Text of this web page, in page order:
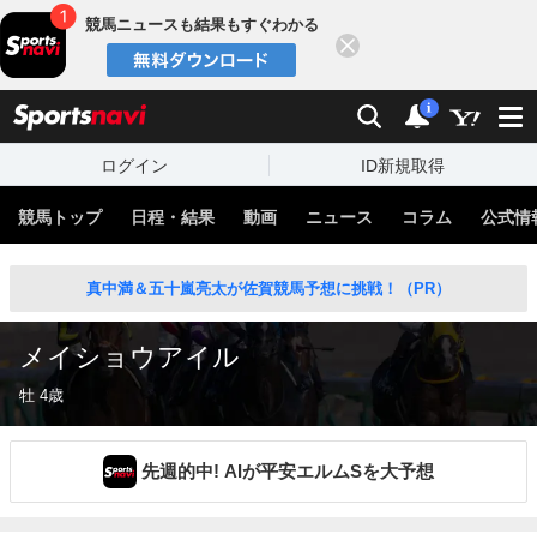
競馬ニュースも結果もすぐわかる
検索 通知
i
ログイン ID新規取得
競馬トップ 日程・結果 動画 ニュース コラム 公式情
真中満＆五十嵐亮太が佐賀競馬予想に挑戦！（PR）
メイショウアイル
牡 4歳
先週的中! AIが平安エルムSを大予想